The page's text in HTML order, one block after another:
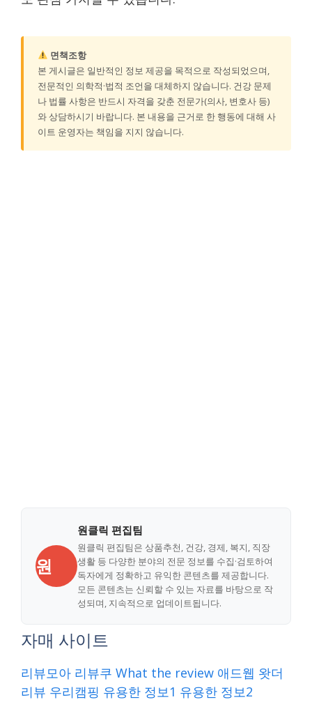
면책조항
본 게시글은 일반적인 정보 제공을 목적으로 작성되었으며,
전문적인 의학적·법적 조언을 대체하지 않습니다. 건강 문제
나 법률 사항은 반드시 자격을 갖춘 전문가(의사, 변호사 등)
와 상담하시기 바랍니다. 본 내용을 근거로 한 행동에 대해 사
이트 운영자는 책임을 지지 않습니다.
원
원클릭 편집팀
원클릭 편집팀은 상품추천, 건강, 경제, 복지, 직장
생활 등 다양한 분야의 전문 정보를 수집·검토하여
독자에게 정확하고 유익한 콘텐츠를 제공합니다.
모든 콘텐츠는 신뢰할 수 있는 자료를 바탕으로 작
성되며, 지속적으로 업데이트됩니다.
자매 사이트
리뷰모아 리뷰쿠 What the review 애드웹 왓더
리뷰 우리캠핑 유용한 정보1 유용한 정보2